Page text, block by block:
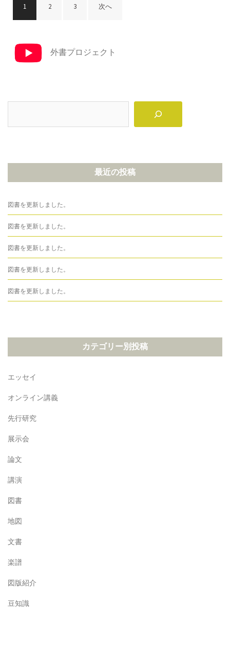
ペ
ー
り
1 2 3 次へ
外書プロジェクト
最近の投稿
図書を更新しました。
図書を更新しました。
図書を更新しました。
図書を更新しました。
図書を更新しました。
カテゴリー別投稿
エッセイ
オンライン講義
先行研究
展示会
論文
講演
図書
地図
文書
楽譜
図版紹介
豆知識